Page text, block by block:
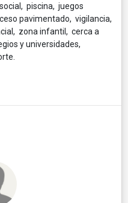
piscina, juegos
pavimentado, vigilancia,
zona infantil, cerca a
y universidades,